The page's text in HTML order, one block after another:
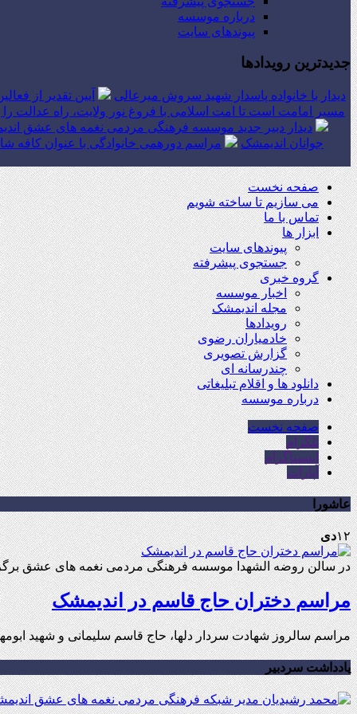
درباره موسسه
پیوندهای سایت
جدیدترین رویدادها
دیدار با خانواده پاسدار شهید سروش میرعالی
آیین تقدیر از
مسیر امامت است تا امت اسلامی با فروغ نور ولایت، راه عدالت را
دیدار دبیر جدید موسسه فرهنگی مردمی نغمه های عشق
جوانان اندیمشک
مراسم دورهمی خانوادگی با عنوان کافه
صفحه نخست
می سازیم تا ساخته شویم
تماس با ما
ابزار ها
پیوندهای سایت
جستجوی پیشرفته
گروه خبری
اخبار موسسه
مجله اندیمشک
رویدادها
خادمیاران رضوی
گزارش تصویری
چندرسانه ای
دانلود ها و اقلام تبلیغاتی
درباره موسسه
صفحه نخست
تلگرام
اینستاگرام
آپارات
عاشورا
۱۲دی
در سالن روضه الشهدا موسسه فرهنگی مردمی نغمه های عشق
مراسم دختران حاج قاسم در اندیمشک
مراسم سالروز شهادت سردار دلها، حاج قاسم سلیمانی و شهید ابومهدی المهندس
یادداشت سردبیر